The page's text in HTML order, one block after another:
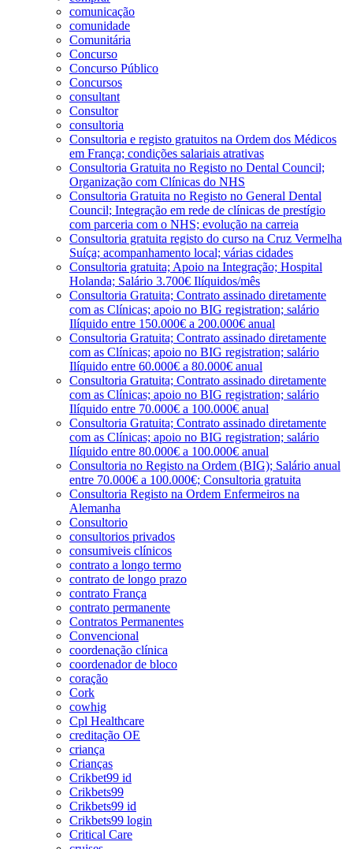
comunicação
comunidade
Comunitária
Concurso
Concurso Público
Concursos
consultant
Consultor
consultoria
Consultoria e registo gratuitos na Ordem dos Médicos
em França; condições salariais atrativas
Consultoria Gratuita no Registo no Dental Council;
Organização com Clínicas do NHS
Consultoria Gratuita no Registo no General Dental
Council; Integração em rede de clínicas de prestígio
com parceria com o NHS; evolução na carreia
Consultoria gratuita registo do curso na Cruz Vermelha
Suíça; acompanhamento local; várias cidades
Consultoria gratuita; Apoio na Integração; Hospital
Holanda; Salário 3.700€ Ilíquidos/mês
Consultoria Gratuita; Contrato assinado diretamente
com as Clínicas; apoio no BIG registration; salário
Ilíquido entre 150.000€ a 200.000€ anual
Consultoria Gratuita; Contrato assinado diretamente
com as Clínicas; apoio no BIG registration; salário
Ilíquido entre 60.000€ a 80.000€ anual
Consultoria Gratuita; Contrato assinado diretamente
com as Clínicas; apoio no BIG registration; salário
Ilíquido entre 70.000€ a 100.000€ anual
Consultoria Gratuita; Contrato assinado diretamente
com as Clínicas; apoio no BIG registration; salário
Ilíquido entre 80.000€ a 100.000€ anual
Consultoria no Registo na Ordem (BIG); Salário anual
entre 70.000€ a 100.000€; Consultoria gratuita
Consultoria Registo na Ordem Enfermeiros na
Alemanha
Consultorio
consultorios privados
consumiveis clínicos
contrato a longo termo
contrato de longo prazo
contrato França
contrato permanente
Contratos Permanentes
Convencional
coordenação clínica
coordenador de bloco
coração
Cork
cowhig
Cpl Healthcare
creditação OE
criança
Crianças
Crikbet99 id
Crikbets99
Crikbets99 id
Crikbets99 login
Critical Care